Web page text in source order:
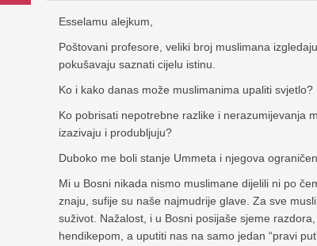
Esselamu alejkum,
Poštovani profesore, veliki broj muslimana
pokušavaju saznati cijelu istinu.
Ko i kako danas može muslimanima upaliti svjetlo?
Ko pobrisati nepotrebne razlike i nerazumijevanja
izazivaju i produbljuju?
Duboko me boli stanje Ummeta i njegova
Mi u Bosni nikada nismo muslimane dijelili ni po
znaju, sufije su naše najmudrije glave. Za sve
suživot. Nažalost, i u Bosni posijaše sjeme
hendikepom, a uputiti nas na samo jedan “pravi